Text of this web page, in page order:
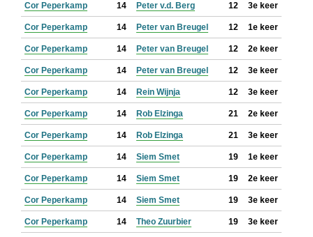
Cor Peperkamp 14 Peter v.d. Berg 12 3e keer
Cor Peperkamp 14 Peter van Breugel 12 1e keer
Cor Peperkamp 14 Peter van Breugel 12 2e keer
Cor Peperkamp 14 Peter van Breugel 12 3e keer
Cor Peperkamp 14 Rein Wijnja 12 3e keer
Cor Peperkamp 14 Rob Elzinga 21 2e keer
Cor Peperkamp 14 Rob Elzinga 21 3e keer
Cor Peperkamp 14 Siem Smet 19 1e keer
Cor Peperkamp 14 Siem Smet 19 2e keer
Cor Peperkamp 14 Siem Smet 19 3e keer
Cor Peperkamp 14 Theo Zuurbier 19 3e keer